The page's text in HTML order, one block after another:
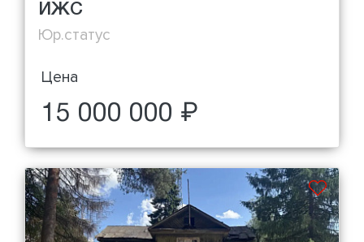
ИЖС
Юр.статус
Цена
15 000 000 ₽